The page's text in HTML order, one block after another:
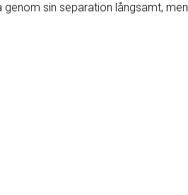
sin separation långsamt, men